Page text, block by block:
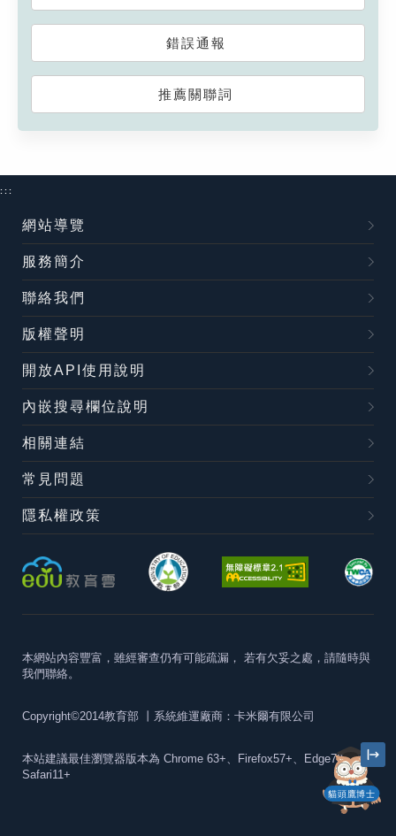
錯誤通報
推薦關聯詞
貓頭鷹博士
:::
網站導覽
服務簡介
聯絡我們
版權聲明
開放API使用說明
內嵌搜尋欄位說明
相關連結
常見問題
隱私權政策
本網站內容豐富，雖經審查仍有可能疏漏， 若有欠妥之處，請隨時與
我們聯絡。
Copyright©2014教育部 丨系統維運廠商：卡米爾有限公司
本站建議最佳瀏覽器版本為 Chrome 63+、Firefox57+、Edge79+及
Safari11+